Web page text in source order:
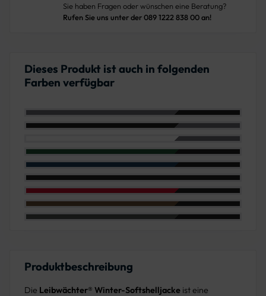
Sie haben Fragen oder wünschen eine Beratung?
Rufen Sie uns unter der 089 1222 838 00 an!
Dieses Produkt ist auch in folgenden
Farben verfügbar
Farbe: Grau/Schwarz
Farbe: Schwarz/Grau
Farbe: Weiß/Grau
Farbe: Grün/Schwarz
Farbe: Marine/Schwarz
Farbe: Schwarz
Farbe: Rot/Schwarz
Farbe: Haselnuss/Schwarz
Farbe: Anthrazit/Schwarz
Produktbeschreibung
Die Leibwächter® Winter-Softshelljacke ist eine